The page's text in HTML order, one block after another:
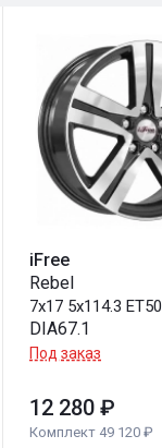
iFree
Rebel
7x17 5x114.3 ET50
DIA67.1
Под заказ
12 280 ₽
Комплект 49 120 ₽